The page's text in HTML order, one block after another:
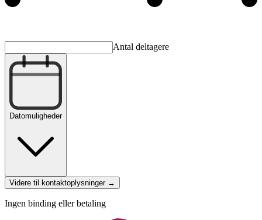
Antal deltagere
Datomuligheder
Videre til kontaktoplysninger →
Ingen binding eller betaling